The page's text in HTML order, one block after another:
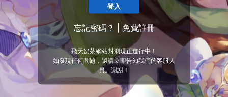
登入
忘記密碼？ 免費註冊
飛天奶茶網站封測現正進行中！
如發現任何問題，還請立即告知我們的客服人
員。謝謝！